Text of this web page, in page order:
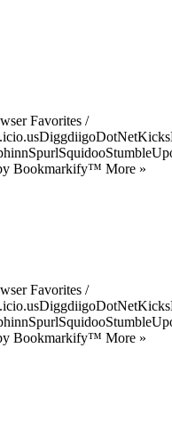
Favorites /
Bookmarkify™ More »
Favorites /
Bookmarkify™ More »